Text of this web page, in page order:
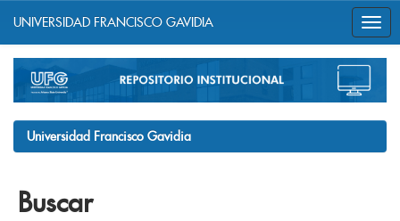
navigation
UNIVERSIDAD FRANCISCO GAVIDIA
Universidad Francisco Gavidia
Buscar